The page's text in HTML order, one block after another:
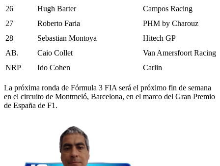
26
Hugh Barter
Campos Racing
27
Roberto Faria
PHM by Charouz
28
Sebastian Montoya
Hitech GP
AB.
Caio Collet
Van Amersfoort Racing
NRP
Ido Cohen Carlin
La próxima ronda de Fórmula 3 FIA será el próximo fin de semana
en el circuito de Montmeló, Barcelona, en el marco del Gran Premio
de España de F1.